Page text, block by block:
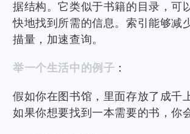
据结构。它类似于书籍的目录，可
快地找到所需的信息。索引能够减
描量，加速查询。
举一个生活中的例子 ：
假如你在图书馆，里面存放了成千
如果你想要找到一本需要的书，你